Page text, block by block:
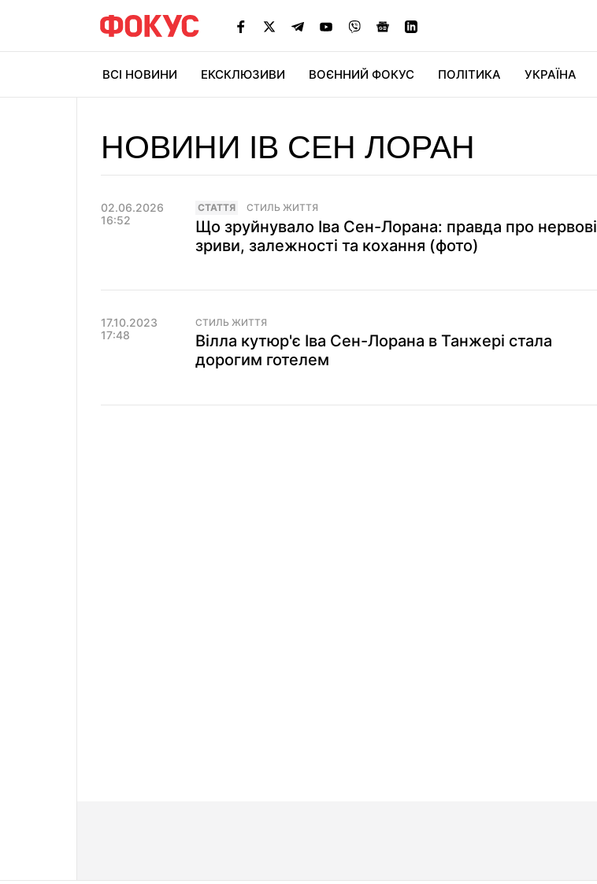
ВСІ НОВИНИ ЕКСКЛЮЗИВИ ВОЄННИЙ ФОКУС ПОЛІТИКА УКРАЇНА
НОВИНИ ІВ СЕН ЛОРАН
02.06.2026
16:52
СТАТТЯ СТИЛЬ ЖИТТЯ
Що зруйнувало Іва Сен-Лорана: правда про нервові
зриви, залежності та кохання (фото)
17.10.2023
17:48
СТИЛЬ ЖИТТЯ
Вілла кутюр'є Іва Сен-Лорана в Танжері стала
дорогим готелем